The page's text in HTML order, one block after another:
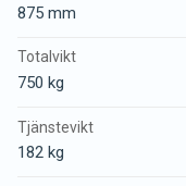
875 mm
Totalvikt
750 kg
Tjänstevikt
182 kg